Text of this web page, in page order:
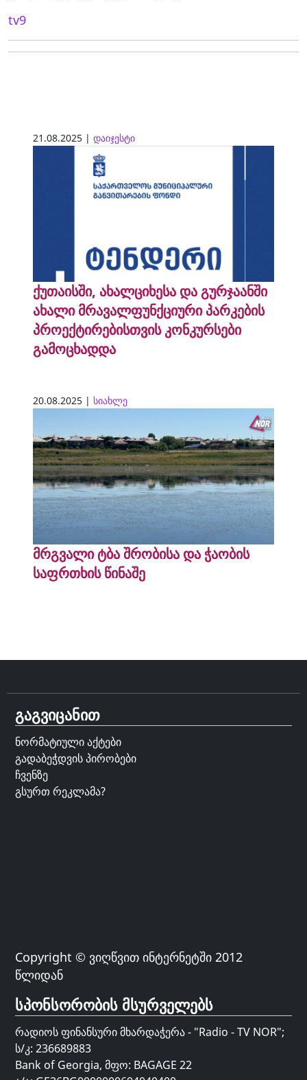
tv9
21.08.2025 | დაიჯესტი
ქუთაისში, ახალციხესა და გურჯაანში
ახალი მრავალფუნქციური პარკების
პროექტირებისთვის კონკურსები
გამოცხადდა
20.08.2025 | სიახლე
მრგვალი ტბა შრობისა და ჭაობის
საფრთხის წინაშე
გაგვიცანით
ნორმატიული აქტები
გადაბეჭდვის პირობები
ჩვენზე
გსურთ რეკლამა?
Copyright © ვიღწვით ინტერნეტში 2012
წლიდან
სპონსორობის მსურველებს
რადიოს ფინანსური მხარდაჭერა - "Radio - TV NOR";
ს/კ: 236689883
Bank of Georgia, მფო: BAGAGE 22